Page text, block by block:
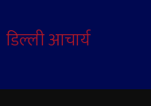
डिल्ली आचार्य